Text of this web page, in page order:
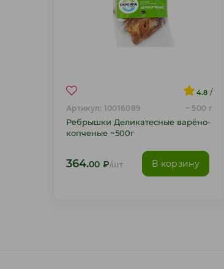
4.8 /
Артикул: 10016089 ~ 500 г
Ребрышки Деликатесные варёно-
копченые ~500г
364.00 ₽/шт В корзину